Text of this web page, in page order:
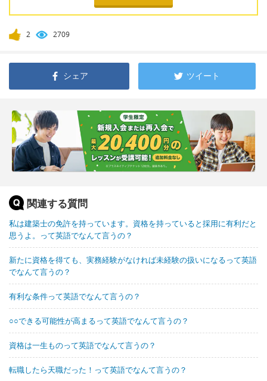
2 2709
シェア ツイート
関連する質問
私は建築士の免許を持っています。資格を持っていると採用に有利だと
思うよ。って英語でなんて言うの？
新たに資格を得ても、実務経験がなければ未経験の扱いになるって英語
でなんて言うの？
有利な条件って英語でなんて言うの？
○○できる可能性が高まるって英語でなんて言うの？
資格は一生ものって英語でなんて言うの？
転職したら天職だった！って英語でなんて言うの？